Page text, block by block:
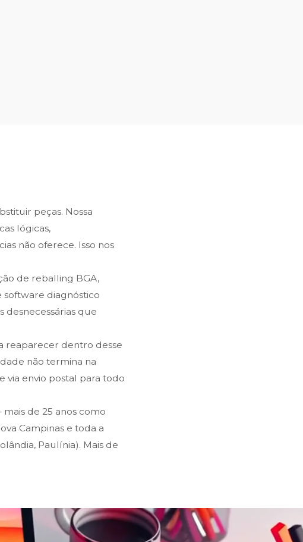
peças. Nossa
lógicas,
não oferece. Isso nos
de reballing BGA,
diagnóstico
desnecessárias que
reaparecer dentro desse
não termina na
via envio postal para todo
de 25 anos como
Campinas e toda a
Paulínia). Mais de